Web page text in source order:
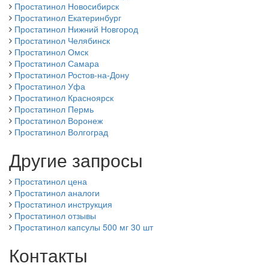
Простатинол Новосибирск
Простатинол Екатеринбург
Простатинол Нижний Новгород
Простатинол Челябинск
Простатинол Омск
Простатинол Самара
Простатинол Ростов-на-Дону
Простатинол Уфа
Простатинол Красноярск
Простатинол Пермь
Простатинол Воронеж
Простатинол Волгоград
Другие запросы
Простатинол цена
Простатинол аналоги
Простатинол инструкция
Простатинол отзывы
Простатинол капсулы 500 мг 30 шт
Контакты